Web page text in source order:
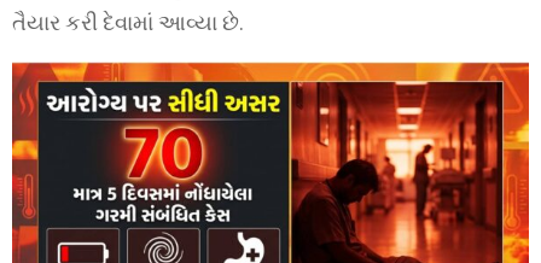
તૈયાર કરી દેવામાં આવ્યા છે.